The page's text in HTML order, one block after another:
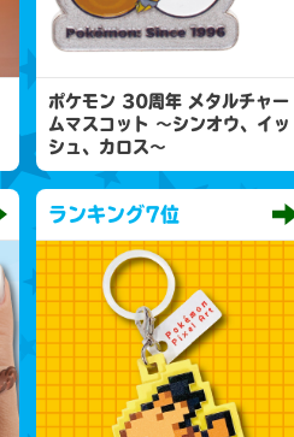
ポケモン 30周年 メタルチャー
ムマスコット 〜シンオウ、イッ
シュ、カロス〜
ランキング7位